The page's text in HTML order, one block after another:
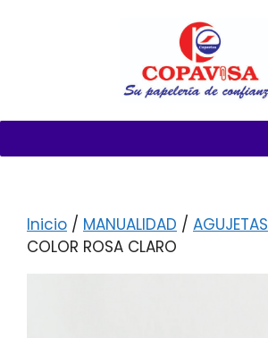
Inicio / MANUALIDAD / AGUJETAS
COLOR ROSA CLARO